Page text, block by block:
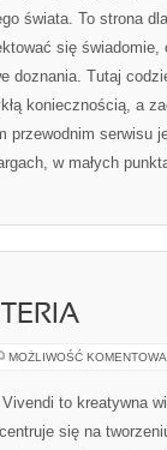
świata. To strona
się
doznania. Tutaj
koniecznością, a
przewodnim serwisu
w małych
MOŻLIWOŚĆ
to kreatywna
się na